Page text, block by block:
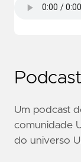
Um podcast
comunidade
do universo